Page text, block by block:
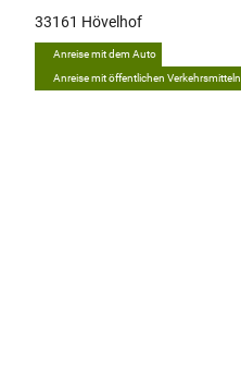
33161 Hövelhof
Anreise mit dem Auto
Anreise mit öffentlichen Verkehrsmitteln